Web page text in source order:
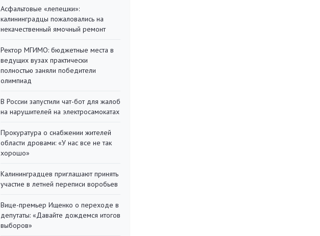
Асфальтовые «лепешки»:
калининградцы пожаловались на
некачественный ямочный ремонт
Ректор МГИМО: бюджетные места в
ведущих вузах практически
полностью заняли победители
олимпиад
В России запустили чат-бот для жалоб
на нарушителей на электросамокатах
Прокуратура о снабжении жителей
области дровами: «У нас все не так
хорошо»
Калининградцев приглашают принять
участие в летней переписи воробьев
Вице-премьер Ищенко о переходе в
депутаты: «Давайте дождемся итогов
выборов»